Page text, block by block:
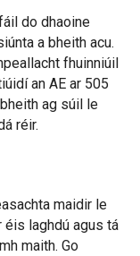
do dhaoine
a bheith acu.
fhuinniúil
an AE ar 505
ag súil le
réir.
maidir le
éis laghdú agus tá
maith. Go